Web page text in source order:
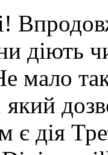
діють
мало
є дія